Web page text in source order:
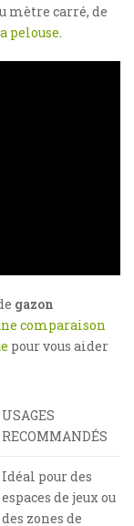
mètre carré, de
pelouse.
gazon
comparaison
pour vous aider
USAGES
RECOMMANDÉS
Idéal pour des
espaces de jeux ou
des zones de